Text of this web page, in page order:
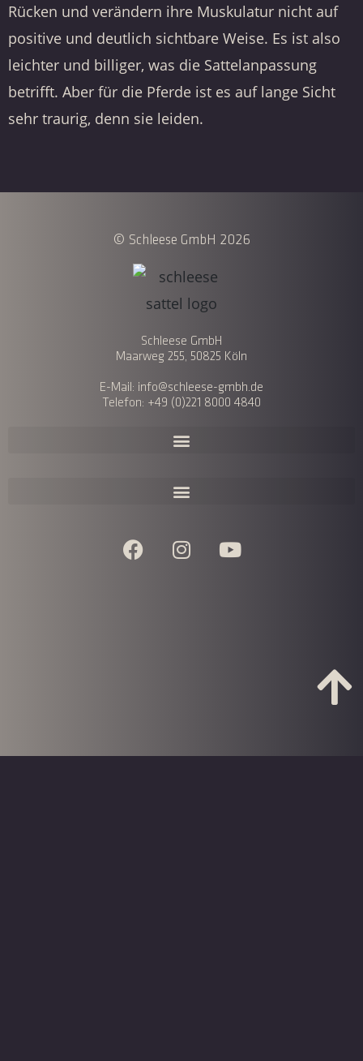
Rücken und verändern ihre Muskulatur nicht auf
positive und deutlich sichtbare Weise. Es ist also
leichter und billiger, was die Sattelanpassung
betrifft. Aber für die Pferde ist es auf lange Sicht
sehr traurig, denn sie leiden.
© Schleese GmbH 2026
Schleese GmbH
Maarweg 255, 50825 Köln
E-Mail: info@schleese-gmbh.de
Telefon: +49 (0)221 8000 4840